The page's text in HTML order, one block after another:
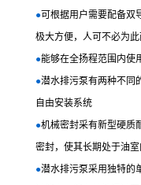
●可根据用户需要配备双
极大方便，人可不必为此
●能够在全扬程范围内使
●潜水排污泵有两种不同
自由安装系统
●机械密封采有新型硬质
密封，使其长期处于油室
●潜水排污泵采用独特的